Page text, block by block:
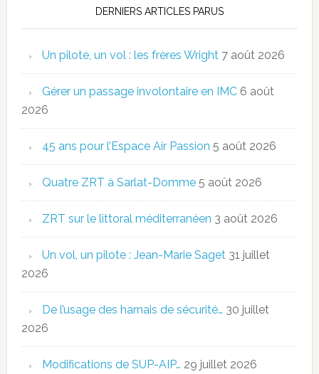
DERNIERS ARTICLES PARUS
Un pilote, un vol : les frères Wright 7 août 2026
Gérer un passage involontaire en IMC 6 août
2026
45 ans pour l’Espace Air Passion 5 août 2026
Quatre ZRT à Sarlat-Domme 5 août 2026
ZRT sur le littoral méditerranéen 3 août 2026
Un vol, un pilote : Jean-Marie Saget 31 juillet
2026
De l’usage des harnais de sécurité… 30 juillet
2026
Modifications de SUP-AIP… 29 juillet 2026